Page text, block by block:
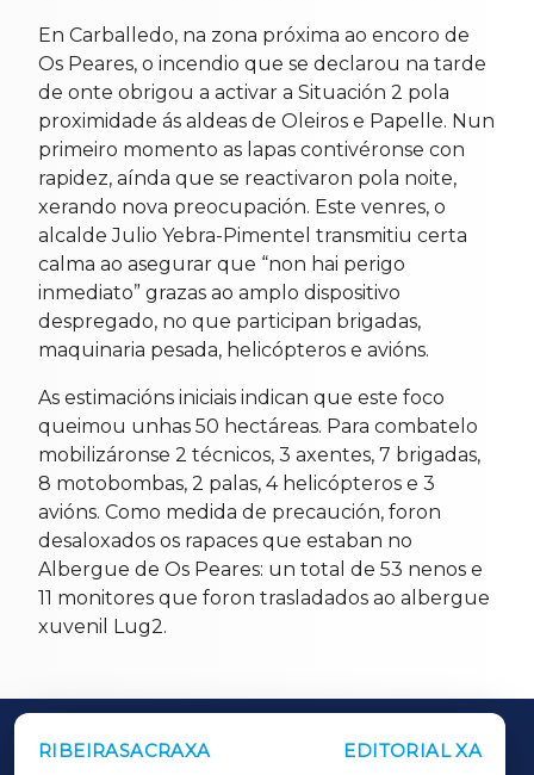
En Carballedo, na zona próxima ao encoro de
Os Peares, o incendio que se declarou na tarde
de onte obrigou a activar a Situación 2 pola
proximidade ás aldeas de Oleiros e Papelle. Nun
primeiro momento as lapas contivéronse con
rapidez, aínda que se reactivaron pola noite,
xerando nova preocupación. Este venres, o
alcalde Julio Yebra-Pimentel transmitiu certa
calma ao asegurar que “non hai perigo
inmediato” grazas ao amplo dispositivo
despregado, no que participan brigadas,
maquinaria pesada, helicópteros e avións.
As estimacións iniciais indican que este foco
queimou unhas 50 hectáreas. Para combatelo
mobilizáronse 2 técnicos, 3 axentes, 7 brigadas,
8 motobombas, 2 palas, 4 helicópteros e 3
avións. Como medida de precaución, foron
desaloxados os rapaces que estaban no
Albergue de Os Peares: un total de 53 nenos e
11 monitores que foron trasladados ao albergue
xuvenil Lug2.
RIBEIRASACRAXA EDITORIAL XA
OUTROS PERIÓDICOS